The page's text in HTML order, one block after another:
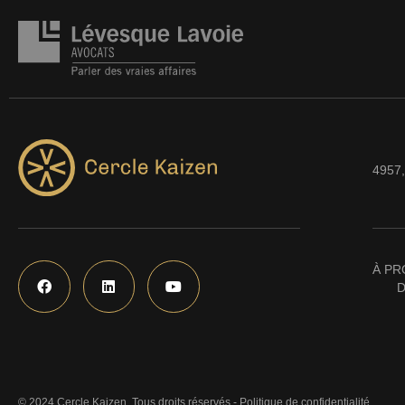
À
© 2024 Cercle Kaizen. Tous droits réservés - Politique de confidentialité